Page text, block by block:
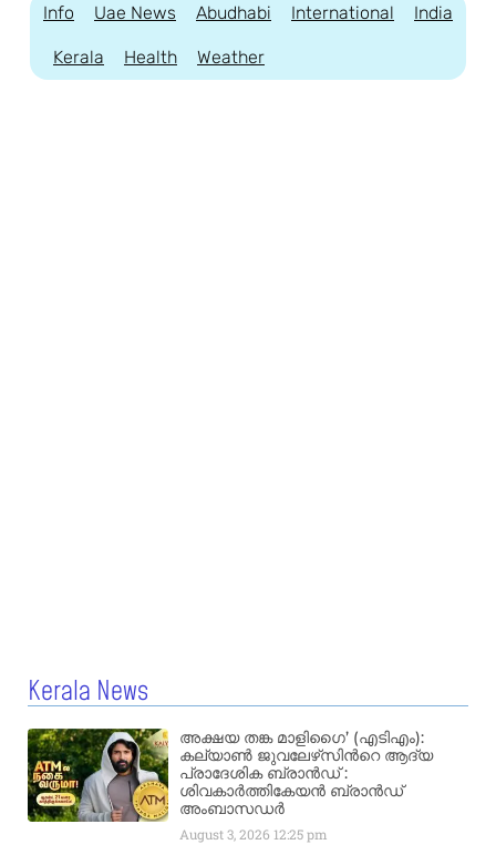
Info Uae News Abudhabi International India
Kerala Health Weather
Kerala News
അക്ഷയ തങ്ക മാളിഗൈ’ (എടിഎം):
കല്യാണ്‍ ജുവലേഴ്‌സിന്‍റെ ആദ്യ
പ്രാദേശിക ബ്രാന്‍ഡ് :
ശിവകാര്‍ത്തികേയന്‍ ബ്രാന്‍ഡ്
അംബാസഡര്‍
August 3, 2026 12:25 pm